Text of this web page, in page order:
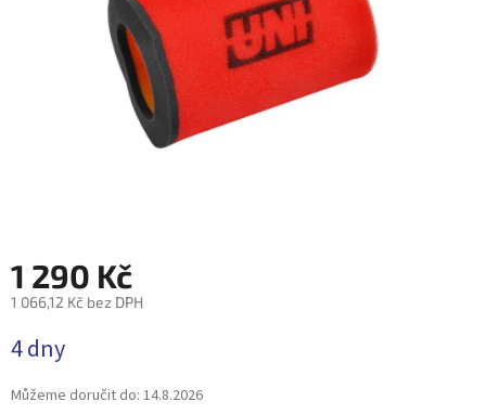
1 290 Kč
1 066,12 Kč bez DPH
cena:
4 dny
Můžeme doručit do: 14.8.2026